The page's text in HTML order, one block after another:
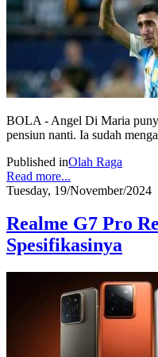
BOLA - Angel Di Maria
pensiun nanti. Ia sudah
Published inOlah Raga
Read more...
Tuesday, 19/November/2024
Realme G7 Pro
Spesifikasinya